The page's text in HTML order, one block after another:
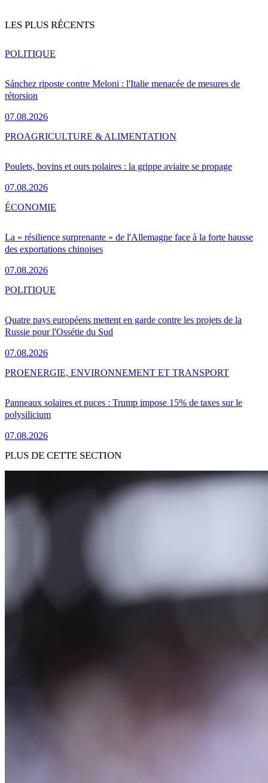
LES PLUS RÉCENTS
Sánchez riposte contre Meloni : l'Italie menacée de mesures de
rétorsion
07.08.2026
POLITIQUE
Poulets, bovins et ours polaires : la grippe aviaire se propage
07.08.2026
PROAGRICULTURE & ALIMENTATION
La « résilience surprenante » de l'Allemagne face à la forte hausse
des exportations chinoises
07.08.2026
ÉCONOMIE
Quatre pays européens mettent en garde contre les projets de la
Russie pour l'Ossétie du Sud
07.08.2026
POLITIQUE
Panneaux solaires et puces : Trump impose 15% de taxes sur le
polysilicium
07.08.2026
PROENERGIE, ENVIRONNEMENT ET TRANSPORT
PLUS DE CETTE SECTION